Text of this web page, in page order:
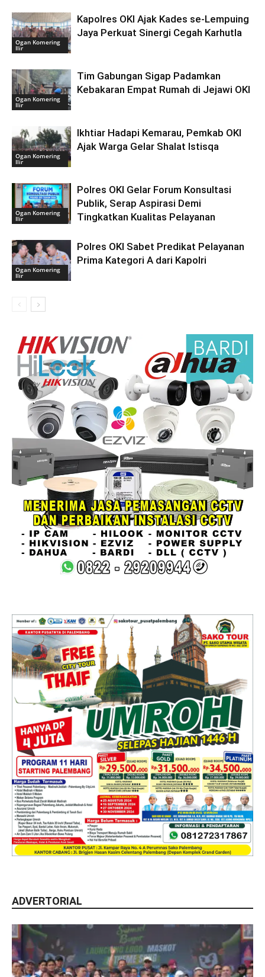
Ogan Komering
Ilir
Kapolres OKI Ajak Kades se-Lempuing
Jaya Perkuat Sinergi Cegah Karhutla
Ogan Komering
Ilir
Tim Gabungan Sigap Padamkan
Kebakaran Empat Rumah di Jejawi OKI
Ogan Komering
Ilir
Ikhtiar Hadapi Kemarau, Pemkab OKI
Ajak Warga Gelar Shalat Istisqa
Ogan Komering
Ilir
Polres OKI Gelar Forum Konsultasi
Publik, Serap Aspirasi Demi
Tingkatkan Kualitas Pelayanan
Ogan Komering
Ilir
Polres OKI Sabet Predikat Pelayanan
Prima Kategori A dari Kapolri
ADVERTORIAL